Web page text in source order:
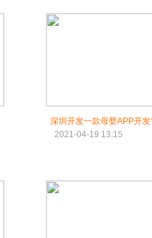
深圳开发一款母婴APP开发
2021-04-19 13:15